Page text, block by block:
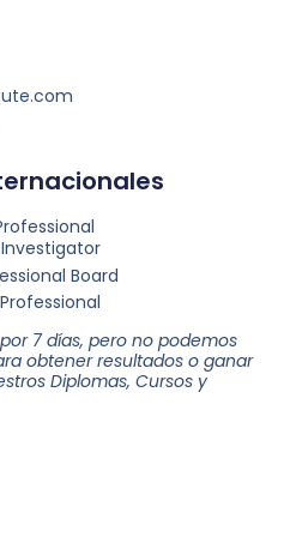
Board
7 días, pero no podemos
obtener resultados o ganar
Diplomas, Cursos y